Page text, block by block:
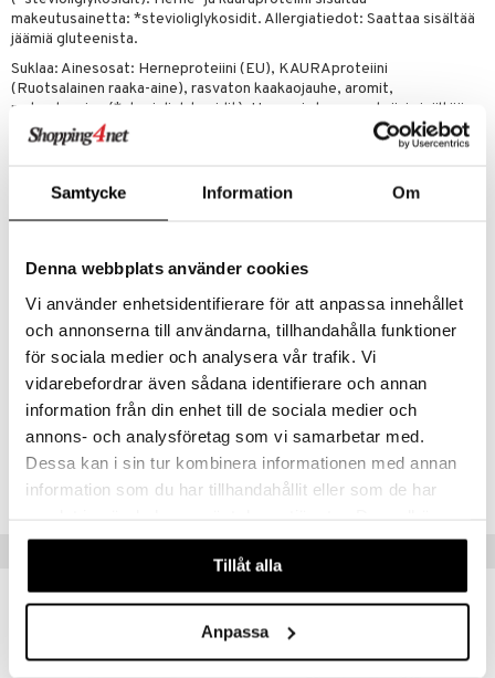
Samtycke Information Om
Denna webbplats använder cookies
Vi använder enhetsidentifierare för att anpassa innehållet
och annonserna till användarna, tillhandahålla funktioner
för sociala medier och analysera vår trafik. Vi
vidarebefordrar även sådana identifierare och annan
information från din enhet till de sociala medier och
annons- och analysföretag som vi samarbetar med.
Dessa kan i sin tur kombinera informationen med annan
information som du har tillhandahållit eller som de har
våra cookies vid fortsatt användande av vår webbplats.
Tillåt alla
Anpassa
makeutusainetta: *stevioliglykosidit. Allergiatiedot: Saattaa sisältää
jäämiä gluteenista.
Suklaa: Ainesosat: Herneproteiini (EU), KAURAproteiini
(Ruotsalainen raaka-aine), rasvaton kaakaojauhe, aromit,
makeutusaine (*stevioliglykosidit). Herne- ja kauraproteiini sisältää
makeutusainetta: *stevioliglykosidit. Allergiatiedot: Saattaa sisältää
jäämiä gluteenista.
raaka-aine), vaniljan aromit, aromit, makeutusaine
(*stevioliglykosidit). Herne- ja kauraproteiini sisältää
jäämiä gluteenista.
Rasva 3 g, josta tyydyttynyttä rasvaa
Hiilihydraatti 6 g, josta sokereita
Kuitu 4 g
Proteiini 85 g
Suola 0,2 g
Tuotenumero
FBYM2-G7-1000-CH
Vinkkejä sinulle